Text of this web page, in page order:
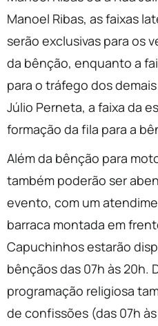
Manoel Ribas, as faixas
serão exclusivas para os
da bênção, enquanto a
para o tráfego dos
Júlio Perneta, a faixa da
formação da fila para a
Além da bênção para
também poderão ser
evento, com um
barraca montada em
Capuchinhos estarão
bênçãos das 07h às 20h.
programação religiosa
de confissões (das 07h